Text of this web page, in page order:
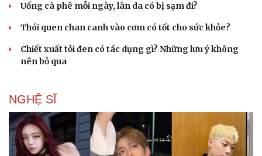
Săn Tour
check-in
Kể chuyện cho bé
Hạt giống tâm hồn
Uống cà phê mỗi ngày, làn da có bị sạm đi?
Thói quen chan canh vào cơm có tốt cho sức khỏe?
Chiết xuất tỏi đen có tác dụng gì? Những lưu ý không
nên bỏ qua
NGHỆ SĨ